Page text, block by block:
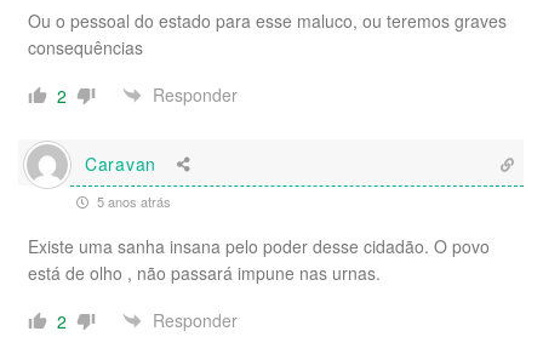
Ou o pessoal do estado para esse maluco, ou teremos graves
consequências
2
Responder
Caravan
5 anos atrás
Existe uma sanha insana pelo poder desse cidadão. O povo
está de olho , não passará impune nas urnas.
2
Responder